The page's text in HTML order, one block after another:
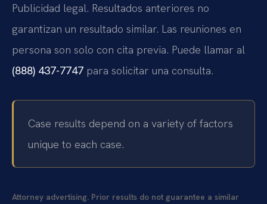
Publicidad legal. Resultados anteriores no
garantizan un resultado similar. Las reuniones en
persona son solo con cita previa. Puede llamar al
(888) 437-7747 para solicitar una consulta.
Case results depend on a variety of factors
unique to each case.
Attorney advertising. Prior results do not guarantee a similar